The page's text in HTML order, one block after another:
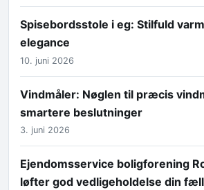
Spisebordsstole i eg: Stilfuld
elegance
10. juni 2026
Vindmåler: Nøglen til præcis
smartere beslutninger
3. juni 2026
Ejendomsservice boligforening
løfter god vedligeholdelse din